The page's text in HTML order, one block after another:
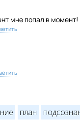
мне попал в
план